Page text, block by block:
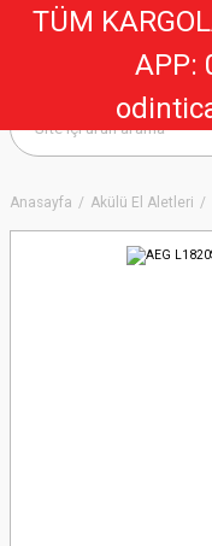
Anasayfa Akülü El Aletleri
TÜM
APP: